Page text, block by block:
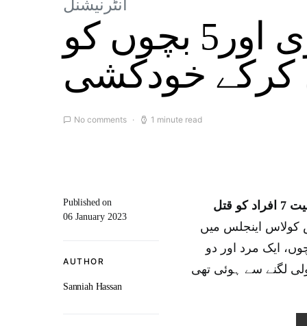
انٹرنیشنل
امریکا؛ جنونی شخص کی ساس،بیوی اور5 بچوں کو
کرکے خودکشی
No comments 1 minute read
Published on
06 January 2023
AUTHOR
Sanniah Hassan
امریکا میں ایک جنونی شخص نے فائرنگ کرکے بیوی بچوں سمیت 7 افراد کو قتل
کولاس اینجلس میں
سے 8 لاشیں ملی ہیں۔لاشیں 4 سے 17 سال کے 5 بچوں، ایک مرد اور دو
لگنے سے ہوئی تھی